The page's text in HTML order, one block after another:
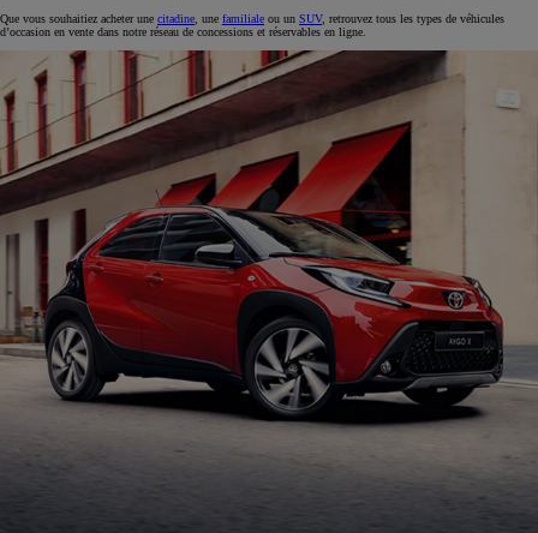
Que vous souhaitiez acheter une citadine , une familiale ou un SUV, retrouvez tous les types de véhicules
d’occasion en vente dans notre réseau de concessions et réservables en ligne.